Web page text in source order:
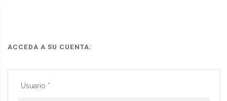
transito
colectivo"
ACCEDA A SU CUENTA:
Usuario *